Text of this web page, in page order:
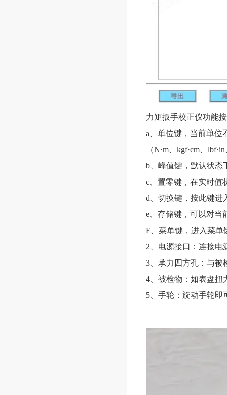
力矩扳手校正仪功能
a、单位键，当前单位
（N·m、kgf·cm、
b、峰值键，默认状态
c、置零键，在实时值
d、切换键，按此键进
e、存储键，可以对当
F、菜单键，进入菜单
2、电源接口：连接电
3、承力四方孔：与被
4、被检物：如表盘扭
5、手轮：旋动手轮即